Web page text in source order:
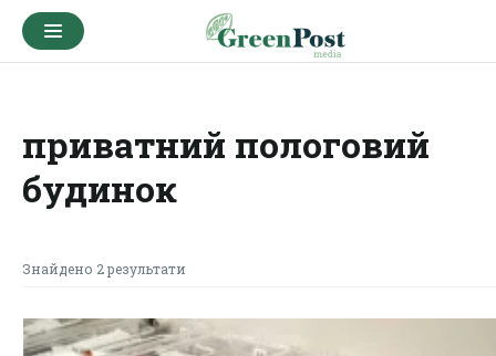
приватний пологовий
будинок
Знайдено 2 результати